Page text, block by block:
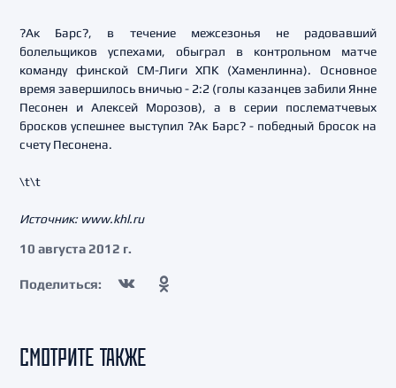
?Ак Барс?, в течение межсезонья не радовавший
болельщиков успехами, обыграл в контрольном матче
команду финской СМ-Лиги ХПК (Хаменлинна). Основное
время завершилось вничью - 2:2 (голы казанцев забили Янне
Песонен и Алексей Морозов), а в серии послематчевых
бросков успешнее выступил ?Ак Барс? - победный бросок на
счету Песонена.
\t\t
Источник: www.khl.ru
10 августа 2012 г.
Поделиться:
СМОТРИТЕ ТАКЖЕ